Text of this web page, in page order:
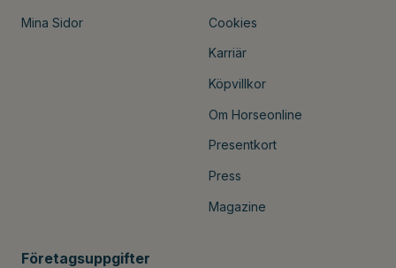
Mina Sidor Cookies
Karriär
Köpvillkor
Om Horseonline
Presentkort
Press
Magazine
Företagsuppgifter